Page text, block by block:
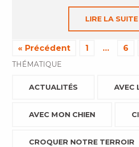
LIRE LA SUITE
« Précédent 1 … 6
THÉMATIQUE
ACTUALITÉS AVEC
AVEC MON CHIEN
CROQUER NOTRE TERROIR